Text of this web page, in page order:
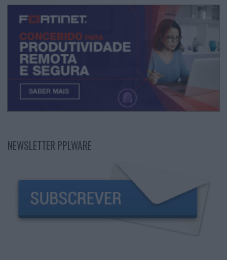
NEWSLETTER PPLWARE